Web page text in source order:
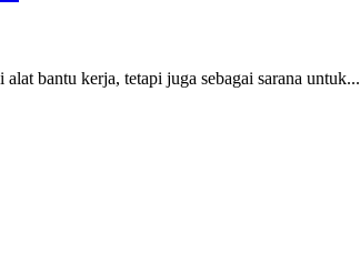
bantu kerja, tetapi juga sebagai sarana untuk...